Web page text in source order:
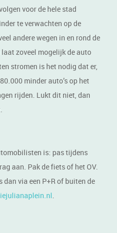
voor de hele stad
te verwachten op de
andere wegen in en rond de
zoveel mogelijk de auto
stromen is het nodig dat er,
minder auto’s op het
rijden. Lukt dit niet, dan
is: pas tijdens
aan. Pak de fiets of het OV.
dan via een P+R of buiten de
.